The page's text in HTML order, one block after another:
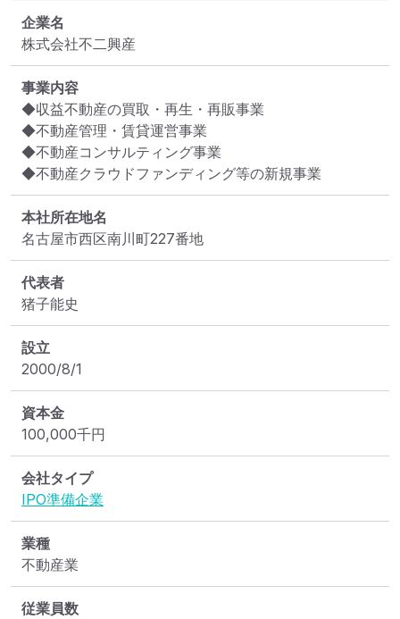
企業名
株式会社不二興産
事業内容
◆収益不動産の買取・再生・再販事業
◆不動産管理・賃貸運営事業
◆不動産コンサルティング事業
◆不動産クラウドファンディング等の新規事業
本社所在地名
名古屋市西区南川町227番地
代表者
猪子能史
設立
2000/8/1
資本金
100,000千円
会社タイプ
IPO準備企業
業種
不動産業
従業員数